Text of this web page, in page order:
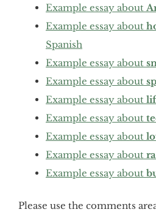
Example essay about
Example essay about
Spanish
Example essay about
Example essay about
Example essay about
Example essay about
Example essay about
Example essay about
Example essay about
Please use the comments